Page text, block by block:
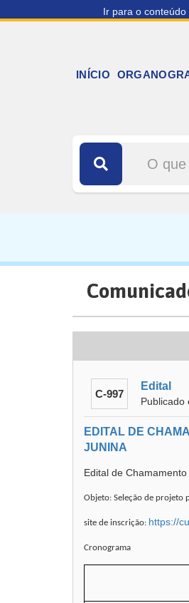
Ir para o conteúdo
INÍCIO
C-997
Edital
Publicado
EDITAL DE
JUNINA
Edital de
Objeto: Seleção de projeto
site de inscrição: https://
Cronograma